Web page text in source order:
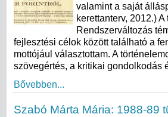
valamint a saját
kerettanterv, 2012.)
Rendszerváltozás
fejlesztési célok között található a
mottójául választottam. A
szövegértés, a kritikai
Bővebben...
Szabó Márta Mária: 1988-89